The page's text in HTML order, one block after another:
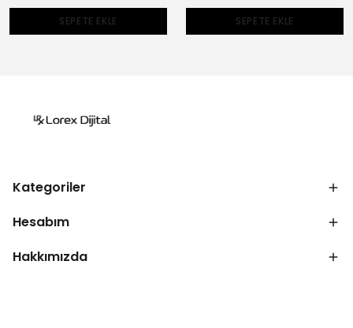
SEPETE EKLE SEPETE EKLE
Kategoriler
Hesabım
Hakkımızda